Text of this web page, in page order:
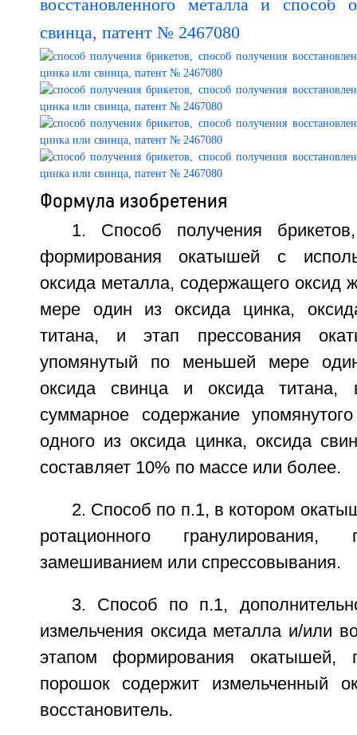
Формула изобретения
1. Способ получения
формирования окатышей с
оксида металла, содержащего оксид
мере один из оксида цинка,
титана, и этап прессования
упомянутый по меньшей мере
оксида свинца и оксида титана,
суммарное содержание
одного из оксида цинка, оксида
составляет 10% по массе или более.
2. Способ по п.1, в котором
ротационного гранулирования,
замешиванием или спрессовывания.
3. Способ по п.1,
измельчения оксида металла и/или
этапом формирования окатышей,
порошок содержит измельченный
восстановитель.